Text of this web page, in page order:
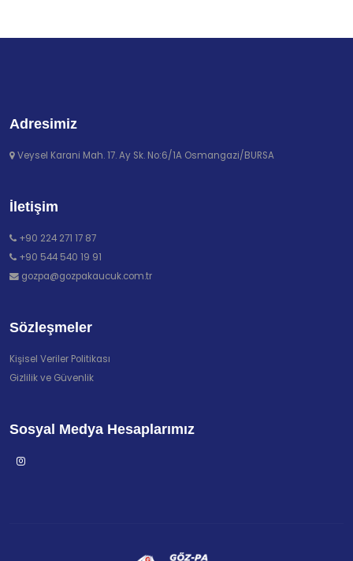
Adresimiz
Veysel Karani Mah. 17. Ay Sk. No:6/1A Osmangazi/BURSA
İletişim
+90 224 271 17 87
+90 544 540 19 91
gozpa@gozpakaucuk.com.tr
Sözleşmeler
Kişisel Veriler Politikası
Gizlilik ve Güvenlik
Sosyal Medya Hesaplarımız